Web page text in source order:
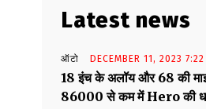
Latest news
ऑटो DECEMBER 11, 2023
18 इंच के अलॉय और 68 की
86000 से कम में Hero की